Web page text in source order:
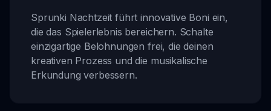
Sprunki Nachtzeit führt innovative Boni ein,
die das Spielerlebnis bereichern. Schalte
einzigartige Belohnungen frei, die deinen
kreativen Prozess und die musikalische
Erkundung verbessern.